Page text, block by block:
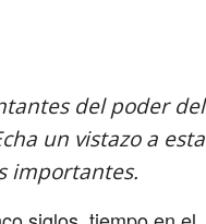
del poder del
un vistazo a esta
importantes.